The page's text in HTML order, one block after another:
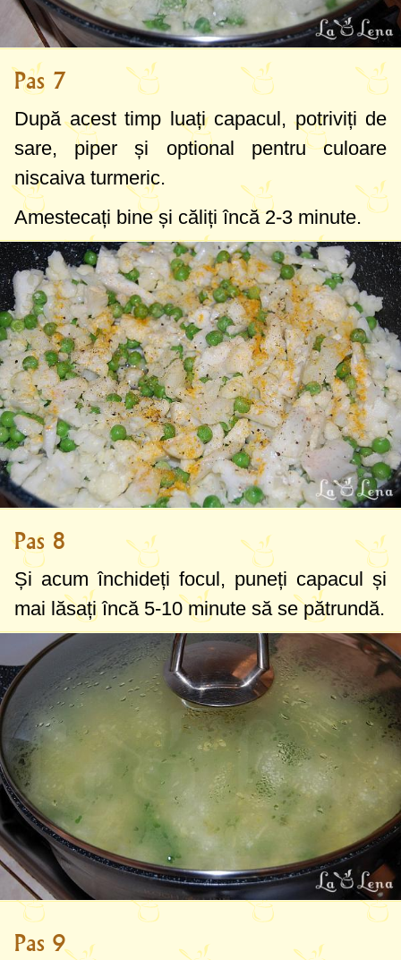
Pas 7
După acest timp luați capacul, potriviți de
sare, piper și optional pentru culoare
niscaiva turmeric.
Amestecați bine și căliți încă 2-3 minute.
Pas 8
Și acum închideți focul, puneți capacul și
mai lăsați încă 5-10 minute să se pătrundă.
Pas 9